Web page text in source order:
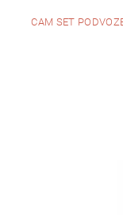
CAM SET